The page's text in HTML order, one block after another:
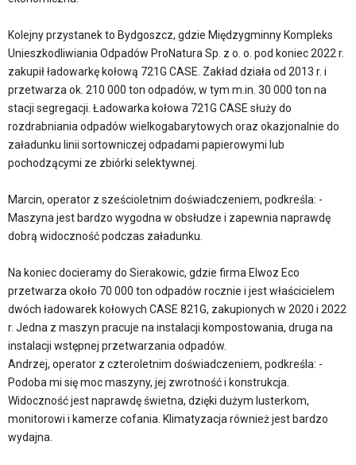
Kolejny przystanek to Bydgoszcz, gdzie Międzygminny Kompleks
Unieszkodliwiania Odpadów ProNatura Sp. z o. o. pod koniec 2022 r.
zakupił ładowarkę kołową 721G CASE. Zakład działa od 2013 r. i
przetwarza ok. 210 000 ton odpadów, w tym m.in. 30 000 ton na
stacji segregacji. Ładowarka kołowa 721G CASE służy do
rozdrabniania odpadów wielkogabarytowych oraz okazjonalnie do
załadunku linii sortowniczej odpadami papierowymi lub
pochodzącymi ze zbiórki selektywnej.
Marcin, operator z sześcioletnim doświadczeniem, podkreśla: -
Maszyna jest bardzo wygodna w obsłudze i zapewnia naprawdę
dobrą widoczność podczas załadunku.
Na koniec docieramy do Sierakowic, gdzie firma Elwoz Eco
przetwarza około 70 000 ton odpadów rocznie i jest właścicielem
dwóch ładowarek kołowych CASE 821G, zakupionych w 2020 i 2022
r. Jedna z maszyn pracuje na instalacji kompostowania, druga na
instalacji wstępnej przetwarzania odpadów.
Andrzej, operator z czteroletnim doświadczeniem, podkreśla: -
Podoba mi się moc maszyny, jej zwrotność i konstrukcja.
Widoczność jest naprawdę świetna, dzięki dużym lusterkom,
monitorowi i kamerze cofania. Klimatyzacja również jest bardzo
wydajna.